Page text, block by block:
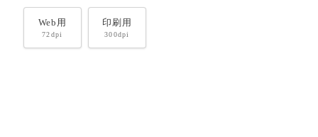
Web用
72dpi
印刷用
300dpi